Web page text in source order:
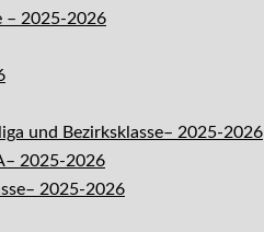
– 2025-2026
und Bezirksklasse– 2025-2026
2025-2026
2025-2026